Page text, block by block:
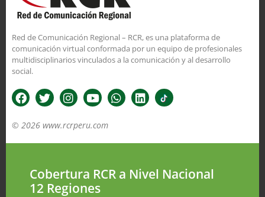
Red de Comunicación Regional – RCR, es una plataforma de
comunicación virtual conformada por un equipo de profesionales
multidisciplinarios vinculados a la comunicación y al desarrollo
social.
© 2026 www.rcrperu.com
Cobertura RCR a Nivel Nacional
12 Regiones